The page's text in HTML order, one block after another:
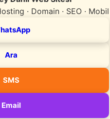
· Domain · SEO · Mobil
Ara
SMS
Email